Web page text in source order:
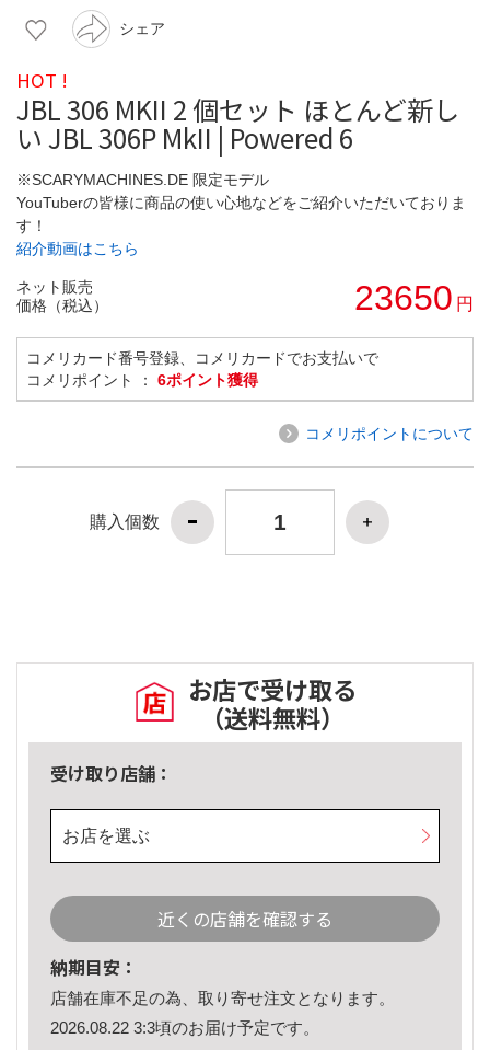
シェア
HOT !
JBL 306 MKII 2 個セット ほとんど新し
い JBL 306P MkII | Powered 6
※SCARYMACHINES.DE 限定モデル
YouTuberの皆様に商品の使い心地などをご紹介いただいておりま
す！
紹介動画はこちら
ネット販売
価格（税込）
23650 円
コメリカード番号登録、コメリカードでお支払いで
コメリポイント ： 6ポイント獲得
コメリポイントについて
購入個数
お店で受け取る
（送料無料）
受け取り店舗：
お店を選ぶ
近くの店舗を確認する
納期目安：
店舗在庫不足の為、取り寄せ注文となります。
2026.08.22 3:3頃のお届け予定です。